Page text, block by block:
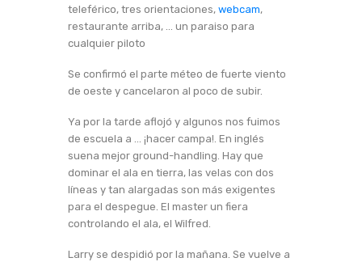
teleférico, tres orientaciones, webcam,
restaurante arriba, … un paraiso para
cualquier piloto
Se confirmó el parte méteo de fuerte viento
de oeste y cancelaron al poco de subir.
Ya por la tarde aflojó y algunos nos fuimos
de escuela a … ¡hacer campa!. En inglés
suena mejor ground-handling. Hay que
dominar el ala en tierra, las velas con dos
líneas y tan alargadas son más exigentes
para el despegue. El master un fiera
controlando el ala, el Wilfred.
Larry se despidió por la mañana. Se vuelve a